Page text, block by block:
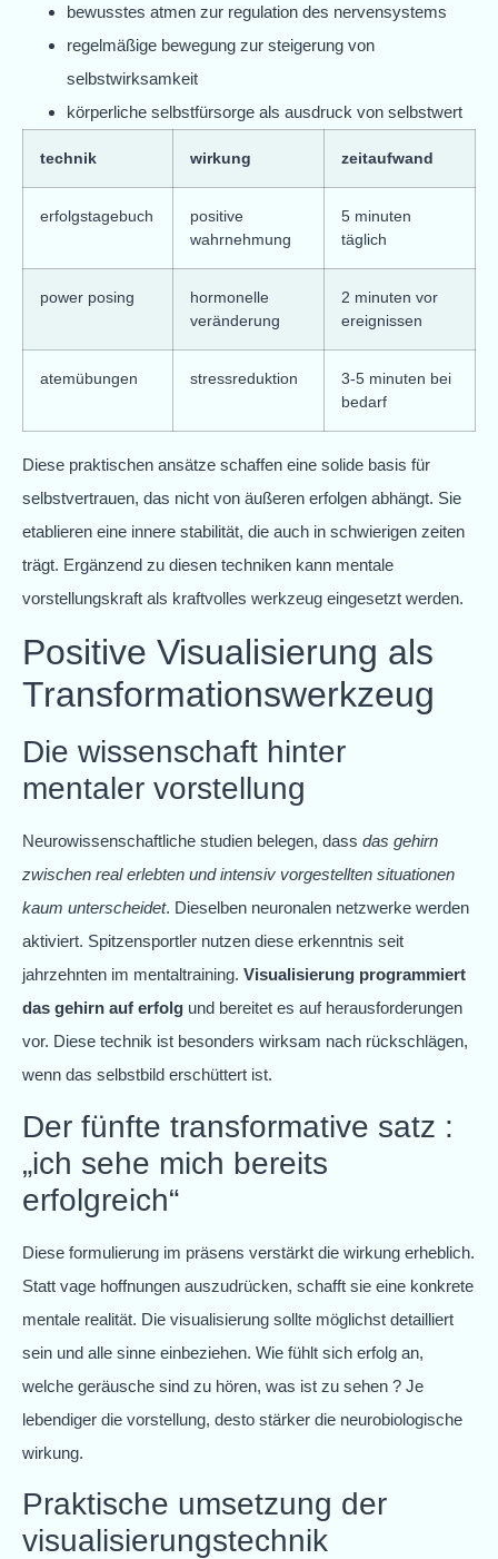
bewusstes atmen zur regulation des nervensystems
regelmäßige bewegung zur steigerung von
selbstwirksamkeit
körperliche selbstfürsorge als ausdruck von selbstwert
technik wirkung zeitaufwand
erfolgstagebuch
positive
wahrnehmung
5 minuten
täglich
power posing
hormonelle
veränderung
2 minuten vor
ereignissen
atemübungen stressreduktion
3-5 minuten bei
bedarf
Diese praktischen ansätze schaffen eine solide basis für
selbstvertrauen, das nicht von äußeren erfolgen abhängt. Sie
etablieren eine innere stabilität, die auch in schwierigen zeiten
trägt. Ergänzend zu diesen techniken kann mentale
vorstellungskraft als kraftvolles werkzeug eingesetzt werden.
Positive Visualisierung als
Transformationswerkzeug
Die wissenschaft hinter
mentaler vorstellung
Neurowissenschaftliche studien belegen, dass das gehirn
zwischen real erlebten und intensiv vorgestellten situationen
kaum unterscheidet. Dieselben neuronalen netzwerke werden
aktiviert. Spitzensportler nutzen diese erkenntnis seit
jahrzehnten im mentaltraining. Visualisierung programmiert
das gehirn auf erfolg und bereitet es auf herausforderungen
vor. Diese technik ist besonders wirksam nach rückschlägen,
wenn das selbstbild erschüttert ist.
Der fünfte transformative satz :
„ich sehe mich bereits
erfolgreich“
Diese formulierung im präsens verstärkt die wirkung erheblich.
Statt vage hoffnungen auszudrücken, schafft sie eine konkrete
mentale realität. Die visualisierung sollte möglichst detailliert
sein und alle sinne einbeziehen. Wie fühlt sich erfolg an,
welche geräusche sind zu hören, was ist zu sehen ? Je
lebendiger die vorstellung, desto stärker die neurobiologische
wirkung.
Praktische umsetzung der
visualisierungstechnik